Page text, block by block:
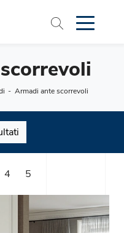
- Armadi ante scorrevoli
4 5